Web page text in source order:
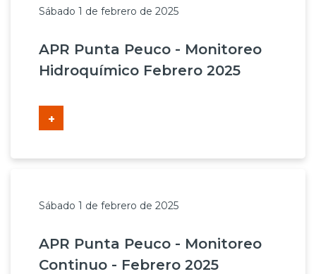
Sábado 1 de febrero de 2025
APR Punta Peuco - Monitoreo
Hidroquímico Febrero 2025
+
Sábado 1 de febrero de 2025
APR Punta Peuco - Monitoreo
Continuo - Febrero 2025